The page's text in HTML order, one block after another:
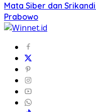
Mata Siber dan
Prabowo